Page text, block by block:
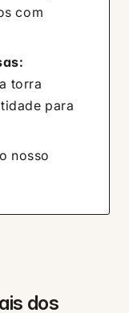
com
torra
para
nosso
dos